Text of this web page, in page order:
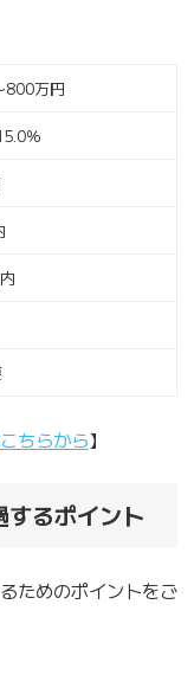
800万円
％
ちらから】
するポイント
ためのポイントをご